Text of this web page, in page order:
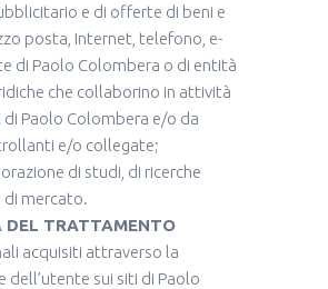
e di offerte di beni e
posta, Internet, telefono, e-
di Paolo Colombera o di entità
che collaborino in attività
Paolo Colombera e/o da
e/o collegate;
di studi, di ricerche
di mercato.
DEL TRATTAMENTO
acquisiti attraverso la
dell’utente sui siti di Paolo